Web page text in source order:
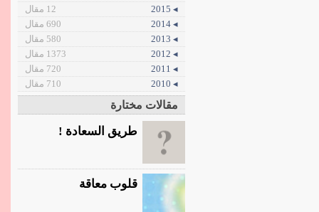
◂ 2015
12 مقال
◂ 2014
690 مقال
◂ 2013
580 مقال
◂ 2012
1373 مقال
◂ 2011
720 مقال
◂ 2010
710 مقال
مقالات مختارة
طريق السعادة !
قلوب معاقة